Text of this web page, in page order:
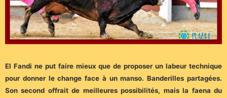
El Fandi ne put faire mieux que de proposer un labeur technique
pour donner le change face à un manso. Banderilles partagées.
Son second offrait de meilleures possibilités, mais la faena du